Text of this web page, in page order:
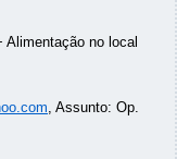
no local
, Assunto: Op.